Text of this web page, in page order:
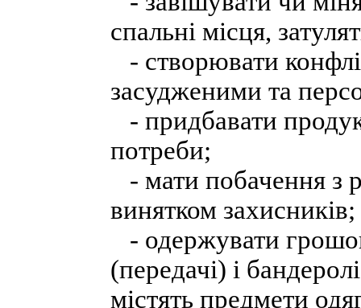
спальні місця,
- створювати
засудженими та
- придбавати
потреби;
- мати побачення з
винятком захисників;
- одержувати
(передачі) і
містять предмети